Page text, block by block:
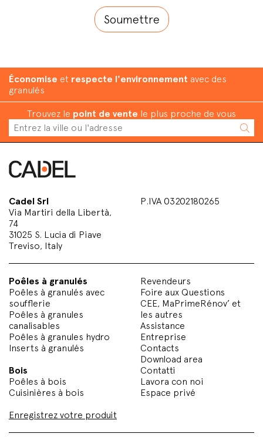
Économise et respecte l'environnement avec des
granulés
Trouvez le point de vente le plus proche de vous
Cadel Srl
Via Martiri della Libertà,
74
31025 S. Lucia di Piave
Treviso, Italy
P.IVA 03202180265
Poêles à granulés
Poêles à granulés avec
soufflerie
Poêles à granules
canalisables
Poêles à granules hydro
Inserts à granulés
Bois
Poêles à bois
Cuisinières à bois
Enregistrez votre produit
Revendeurs
Foire aux Questions
CEE, MaPrimeRénov’ et
les autres
Assistance
Entreprise
Contacts
Download area
Contatti
Lavora con noi
Espace privé